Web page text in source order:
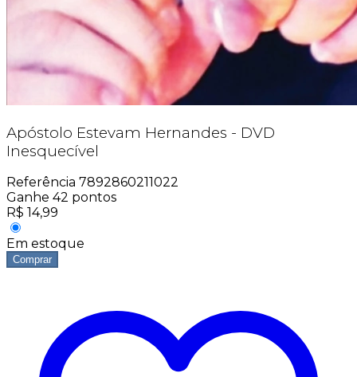
Apóstolo Estevam Hernandes - DVD
Inesquecível
Referência 7892860211022
Ganhe 42 pontos
R$ 14,99
Em estoque
Comprar